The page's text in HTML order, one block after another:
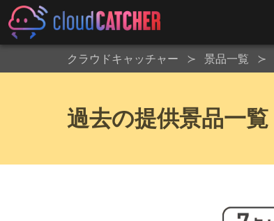
クラウドキャッチャー 景品一覧
過去の提供景品一覧